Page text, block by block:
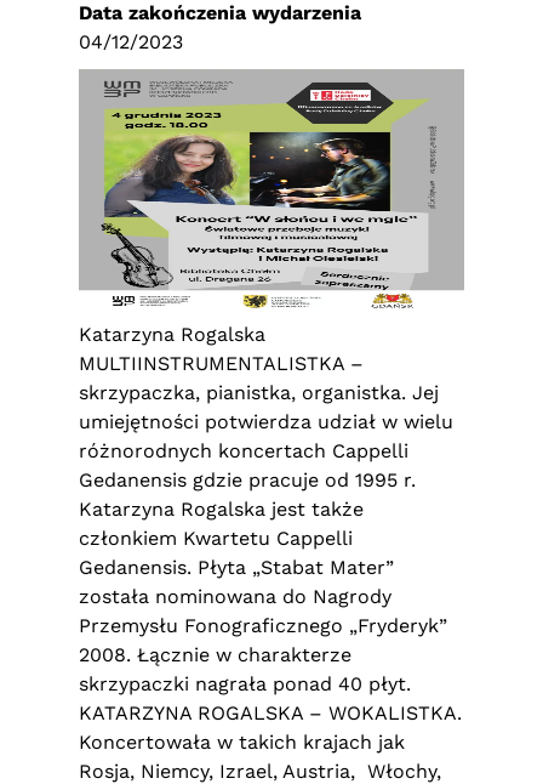
Katarzyna Rogalska
MULTIINSTRUMENTALISTKA –
skrzypaczka, pianistka, organistka. Jej
umiejętności potwierdza udział w wielu
różnorodnych koncertach Cappelli
Gedanensis gdzie pracuje od 1995 r.
Katarzyna Rogalska jest także
członkiem Kwartetu Cappelli
Gedanensis. Płyta „Stabat Mater”
została nominowana do Nagrody
Przemysłu Fonograficznego „Fryderyk”
2008. Łącznie w charakterze
skrzypaczki nagrała ponad 40 płyt.
KATARZYNA ROGALSKA – WOKALISTKA.
Koncertowała w takich krajach jak
Rosja, Niemcy, Izrael, Austria, Włochy,
Data zakończenia wydarzenia
04/12/2023